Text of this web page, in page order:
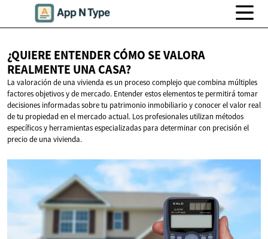
¿QUIERE ENTENDER CÓMO SE VALORA
REALMENTE UNA CASA?
La valoración de una vivienda es un proceso complejo que combina múltiples
factores objetivos y de mercado. Entender estos elementos te permitirá tomar
decisiones informadas sobre tu patrimonio inmobiliario y conocer el valor real
de tu propiedad en el mercado actual. Los profesionales utilizan métodos
específicos y herramientas especializadas para determinar con precisión el
precio de una vivienda.